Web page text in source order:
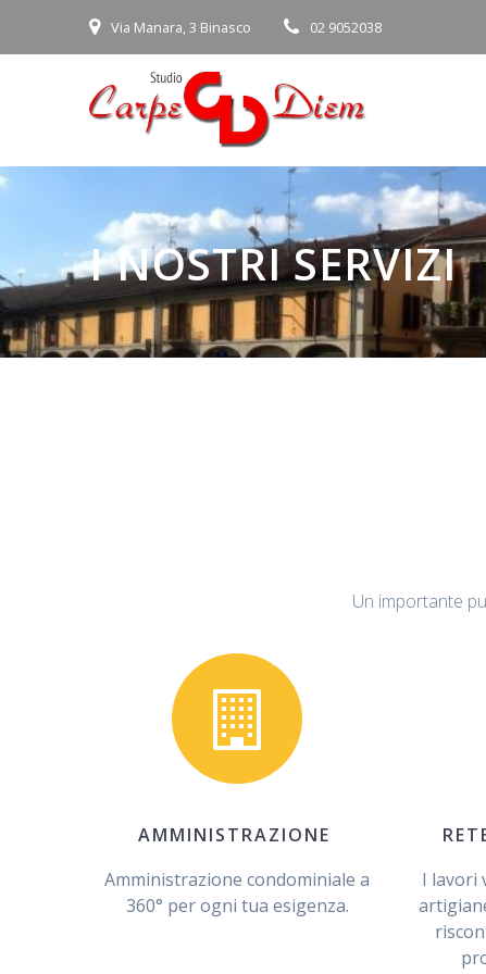
Via Manara, 3 Binasco 02 9052038
I NOSTRI SERVIZI
Un importante
AMMINISTRAZIONE
Amministrazione condominiale a
360° per ogni tua esigenza.
I lavori